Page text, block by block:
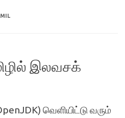
இலவசக்
வெளியிட்டு வரும்